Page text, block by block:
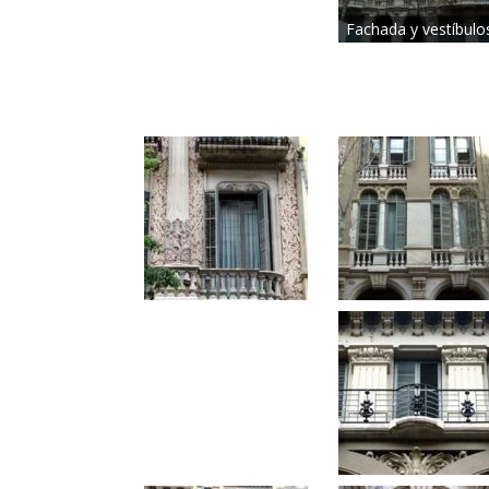
Fachada y